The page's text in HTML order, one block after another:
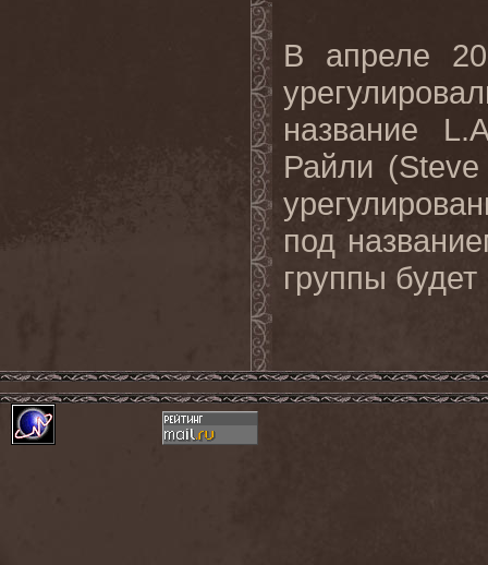
В апреле
название
Райли
под
группы